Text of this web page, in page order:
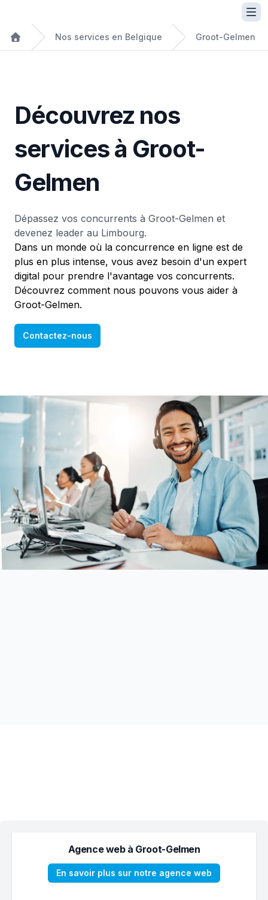
Nos services en Belgique Groot-Gelmen
Découvrez nos
services à Groot-
Gelmen
Dépassez vos concurrents à Groot-Gelmen et
devenez leader au Limbourg.
Dans un monde où la concurrence en ligne est de
plus en plus intense, vous avez besoin d'un expert
digital pour prendre l'avantage vos concurrents.
Découvrez comment nous pouvons vous aider à
Groot-Gelmen.
Contactez-nous
Agence web à Groot-Gelmen
En savoir plus sur notre agence web